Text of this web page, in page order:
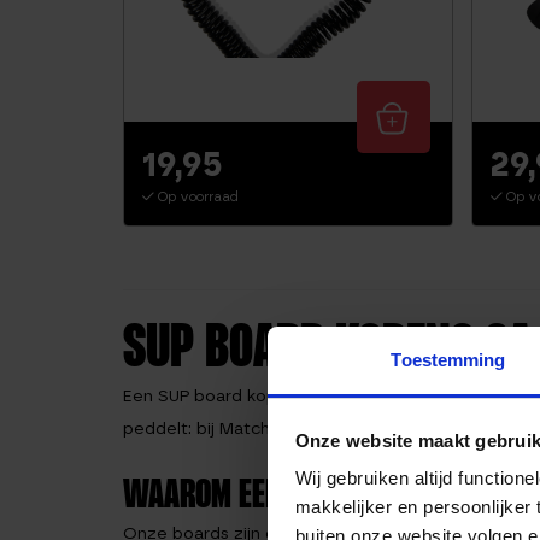
Toestemming
Onze website maakt
Wij gebruiken altijd
makkelijker en persoonlijker
buiten onze website volgen
19,95
Op voorraad Op
SUP BOARD KOPEN?
Een SUP board kopen doe je niet zomaar. Je
peddelt: bij Matchu Sports vind je SUP boards
WAAROM EEN SUP BOARD VAN
Onze boards zijn ontworpen voor maximale